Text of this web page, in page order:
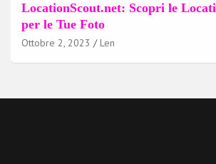
LocationScout.net: Scopri le
per le Tue Foto
Ottobre 2, 2023 Len